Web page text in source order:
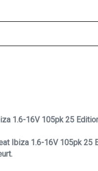
1.6-16V 105pk 25
Ibiza 1.6-16V 105pk